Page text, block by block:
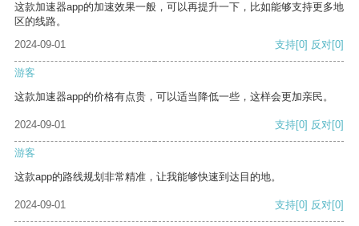
这款加速器app的加速效果一般，可以再提升一下，比如能够支持更多地
区的线路。
2024-09-01
支持[0] 反对[0]
游客
这款加速器app的价格有点贵，可以适当降低一些，这样会更加亲民。
2024-09-01 支持[0] 反对[0]
游客
这款app的路线规划非常精准，让我能够快速到达目的地。
2024-09-01 支持[0] 反对[0]